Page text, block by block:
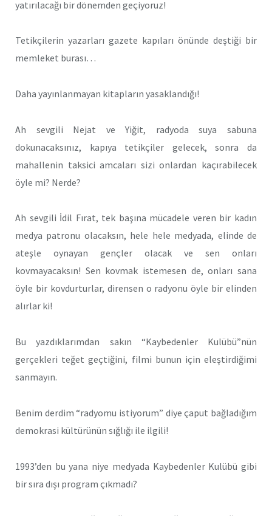
yatırılacağı bir dönemden geçiyoruz!
Tetikçilerin yazarları gazete kapıları önünde deştiği bir
memleket burası…
Daha yayınlanmayan kitapların yasaklandığı!
Ah sevgili Nejat ve Yiğit, radyoda suya sabuna
dokunacaksınız, kapıya tetikçiler gelecek, sonra da
mahallenin taksici amcaları sizi onlardan kaçırabilecek
öyle mi? Nerde?
Ah sevgili İdil Fırat, tek başına mücadele veren bir kadın
medya patronu olacaksın, hele hele medyada, elinde de
ateşle oynayan gençler olacak ve sen onları
kovmayacaksın! Sen kovmak istemesen de, onları sana
öyle bir kovdurturlar, dirensen o radyonu öyle bir elinden
alırlar ki!
Bu yazdıklarımdan sakın “Kaybedenler Kulübü”nün
gerçekleri teğet geçtiğini, filmi bunun için eleştirdiğimi
sanmayın.
Benim derdim “radyomu istiyorum” diye çaput bağladığım
demokrasi kültürünün sığlığı ile ilgili!
1993’den bu yana niye medyada Kaybedenler Kulübü gibi
bir sıra dışı program çıkmadı?